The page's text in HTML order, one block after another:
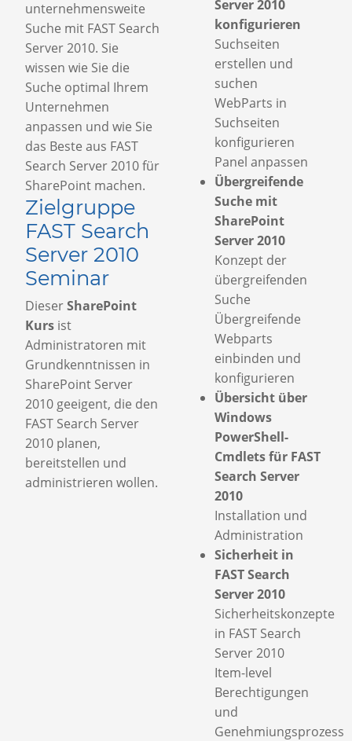
unternehmensweite
Suche mit FAST Search
Server 2010. Sie
wissen wie Sie die
Suche optimal Ihrem
Unternehmen
anpassen und wie Sie
das Beste aus FAST
Search Server 2010 für
SharePoint machen.
Zielgruppe
FAST Search
Server 2010
Seminar
DieserSharePoint
Kurs ist
Administratoren mit
Grundkenntnissen in
SharePoint Server
2010 geeigent, die den
FAST Search Server
2010 planen,
bereitstellen und
administrieren wollen.
Server 2010
konfigurieren
Suchseiten
erstellen und
suchen
WebParts in
Suchseiten
konfigurieren
Panel anpassen
Übergreifende
Suche mit
SharePoint
Server 2010
Konzept der
übergreifenden
Suche
Übergreifende
Webparts
einbinden und
konfigurieren
Übersicht über
Windows
PowerShell-
Cmdlets für FAST
Search Server
2010
Installation und
Administration
Sicherheit in
FAST Search
Server 2010
Sicherheitskonzepte
in FAST Search
Server 2010
Item-level
Berechtigungen
und
Genehmiungsprozess